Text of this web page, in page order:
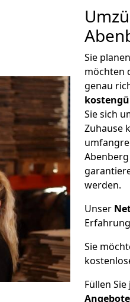
Sie
möchten
genau
Sie sich
Zuhause
werden.
Unser
Sie
Füllen